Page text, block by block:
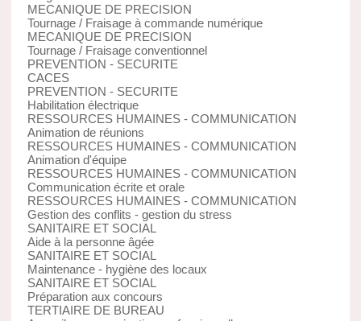
MECANIQUE DE PRECISION
Tournage / Fraisage à commande numérique
MECANIQUE DE PRECISION
Tournage / Fraisage conventionnel
PREVENTION - SECURITE
CACES
PREVENTION - SECURITE
Habilitation électrique
RESSOURCES HUMAINES - COMMUNICATION
Animation de réunions
RESSOURCES HUMAINES - COMMUNICATION
Animation d'équipe
RESSOURCES HUMAINES - COMMUNICATION
Communication écrite et orale
RESSOURCES HUMAINES - COMMUNICATION
Gestion des conflits - gestion du stress
SANITAIRE ET SOCIAL
Aide à la personne âgée
SANITAIRE ET SOCIAL
Maintenance - hygiène des locaux
SANITAIRE ET SOCIAL
Préparation aux concours
TERTIAIRE DE BUREAU